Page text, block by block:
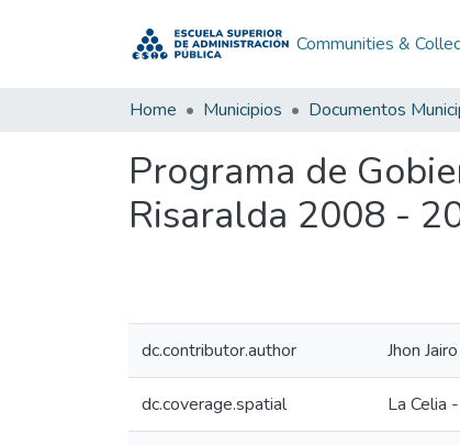
Communities &
Home Municipios Documentos
Programa de
Risaralda 2008 -
dc.contributor.author Jhon
dc.coverage.spatial La Celia